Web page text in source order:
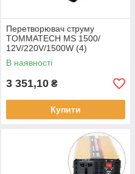
Перетворювач струму
TOMMATECH MS 1500/
12V/220V/1500W (4)
В наявності
3 351,10 ₴
Купити